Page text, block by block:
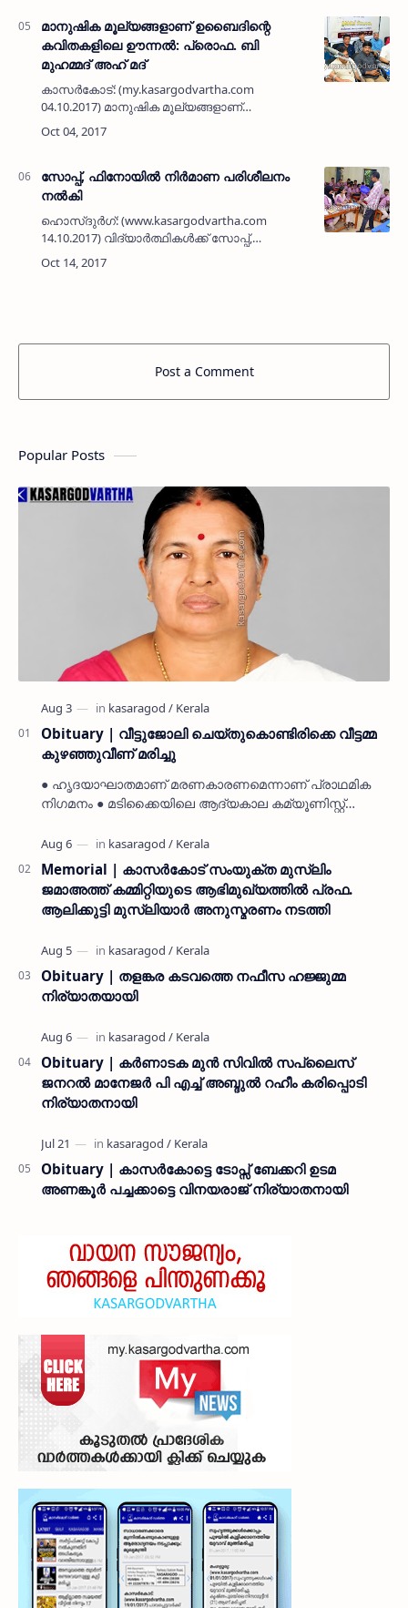
മാനുഷിക മൂല്യങ്ങളാണ് ഉബൈദിന്റെ
കവിതകളിലെ ഊന്നല്‍: പ്രൊഫ. ബി
മുഹമ്മദ് അഹ് മദ്
കാസര്‍കോട്: (my.kasargodvartha.com
04.10.2017) മാനുഷിക മൂല്യങ്ങളാണ്
ഉബൈദിന്റെ കവിതകളുടെ അടിസ്ഥാനമെന്നും
കവിയെന്നതിനപ്പുറം നല്ലൊരു മനുഷ്യനും
സോപ്പ്, ഫിനോയില്‍ നിര്‍മാണ പരിശീലനം
നല്‍കി
ഹൊസ്ദുര്‍ഗ്: (www.kasargodvartha.com
14.10.2017) വിദ്യാര്‍ത്ഥികള്‍ക്ക് സോപ്പ്,
ഫിനോയില്‍ നിര്‍മാണ പരിശീലനം നല്‍കി.
ഹൊസ്ദുര്‍ഗ് ഗവ. ഹയര്‍ സെക്കന്‍ഡറി സ്‌ക്കൂള്‍
Post a Comment
Popular Posts
Obituary | വീട്ടുജോലി ചെയ്തുകൊണ്ടിരിക്കെ വീട്ടമ്മ
കുഴഞ്ഞുവീണ് മരിച്ചു
● ഹൃദയാഘാതമാണ് മരണകാരണമെന്നാണ് പ്രാഥമിക
നിഗമനം ● മടിക്കൈയിലെ ആദ്യകാല കമ്യൂണിസ്റ്റ്
മകളാണ് ● വിവരമറിഞ്ഞ് ജനപ്ര…
Memorial | കാസർകോട് സംയുക്ത മുസ്ലിം
ജമാഅത്ത് കമ്മിറ്റിയുടെ ആഭിമുഖ്യത്തിൽ പ്രഫ.
ആലിക്കുട്ടി മുസ്ലിയാർ അനുസ്മരണം നടത്തി
Obituary | തളങ്കര കടവത്തെ നഫീസ ഹജ്ജുമ്മ
നിര്യാതയായി
Obituary | കർണാടക മുൻ സിവില്‍ സപ്ലൈസ്
ജനറൽ മാനേജർ പി എച്ച് അബ്ദുൽ റഹീം കരിപ്പൊടി
നിര്യാതനായി
Obituary | കാസർകോട്ടെ ടോപ്സ് ബേക്കറി ഉടമ
അണങ്കൂർ പച്ചക്കാട്ടെ വിനയരാജ് നിര്യാതനായി